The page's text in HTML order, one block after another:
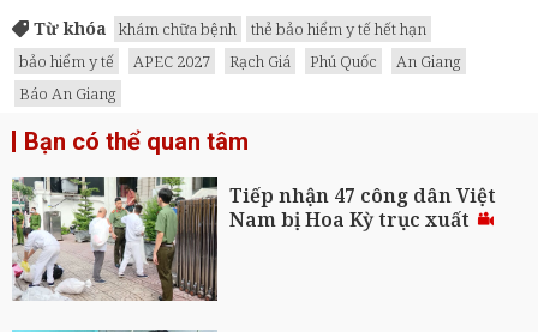
Từ khóa khám chữa bệnh
thẻ bảo hiểm y tế hết hạn
bảo hiểm y tế
APEC 2027 Rạch Giá Phú Quốc
An Giang
Báo An Giang
Bạn có thể quan tâm
Tiếp nhận 47 công dân Việt
Nam bị Hoa Kỳ trục xuất